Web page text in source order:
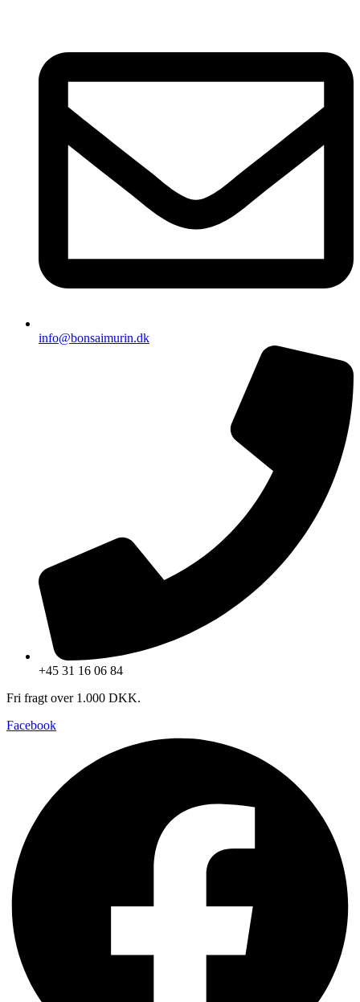
info@bonsaimurin.dk
+45 31 16 06 84
Fri fragt over 1.000 DKK.
Facebook